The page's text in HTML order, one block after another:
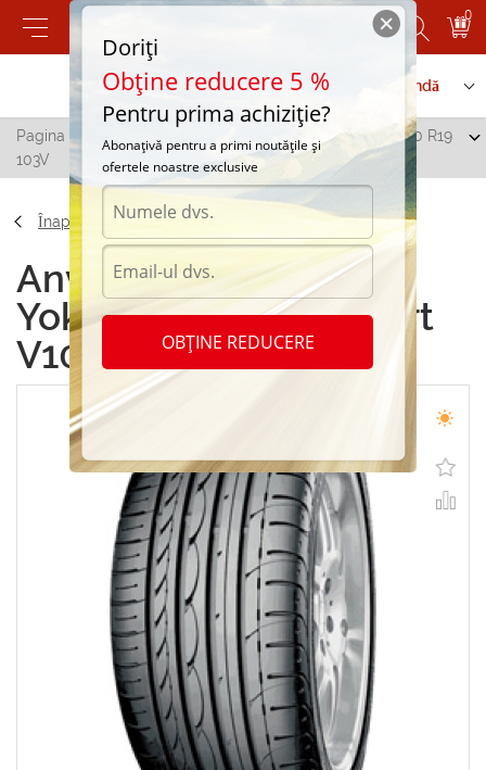
0
Contactați-ne Serviciu de comandă
Pagina principală
Yokohama Advan Sport V103 255/30 R19
103V
Înapoi
Anvelope de vara
Yokohama Advan Sport
V103 255/30 R19 103V
Doriți
Obține reducere 5 %
Pentru prima achiziție?
Abonațivă pentru a primi noutățile și
ofertele noastre exclusive
OBȚINE REDUCERE